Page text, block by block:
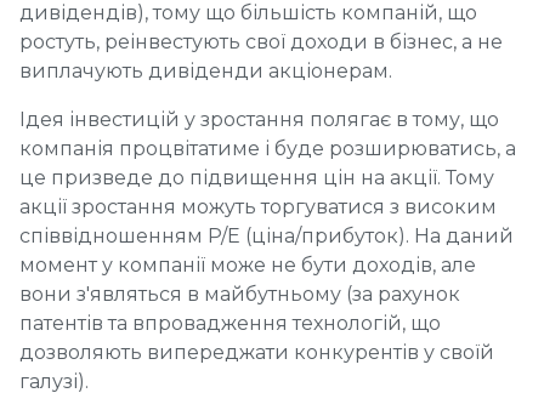
дивідендів), тому що більшість компаній, що
ростуть, реінвестують свої доходи в бізнес, а не
виплачують дивіденди акціонерам.
Ідея інвестицій у зростання полягає в тому, що
компанія процвітатиме і буде розширюватись, а
це призведе до підвищення цін на акції. Тому
акції зростання можуть торгуватися з високим
співвідношенням P/E (ціна/прибуток). На даний
момент у компанії може не бути доходів, але
вони з'являться в майбутньому (за рахунок
патентів та впровадження технологій, що
дозволяють випереджати конкурентів у своїй
галузі).